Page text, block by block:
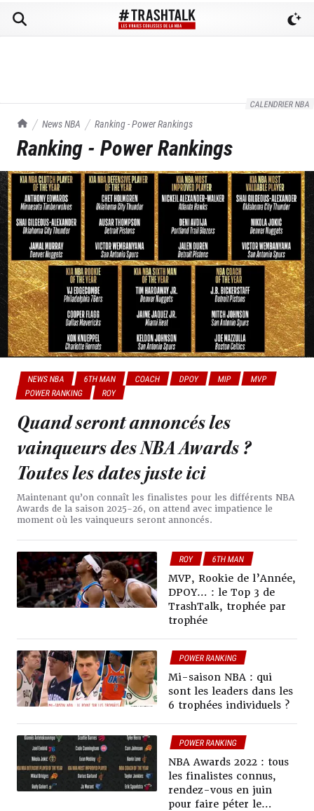
CALENDRIER NBA
TrashTalk Actu NBA
News NBA Ranking - Power Rankings
Ranking - Power Rankings
NEWS NBA 6TH MAN COACH DPOY MIP
MVP
POWER RANKING
ROY
Quand seront annoncés les
vainqueurs des NBA Awards ?
Toutes les dates juste ici
Maintenant qu’on connaît les finalistes pour les différents NBA
Awards de la saison 2025-26, on attend avec impatience le
moment où les vainqueurs seront annoncés.
ROY
6TH MAN
COACH
DPOY
MIP
MVP
POWER RANKING
MVP, Rookie de l’Année,
DPOY… : le Top 3 de
TrashTalk, trophée par
trophée
POWER RANKING
Mi-saison NBA : qui
sont les leaders dans les
6 trophées individuels ?
POWER RANKING
NBA Awards 2022 : tous
les finalistes connus,
rendez-vous en juin
pour faire péter le